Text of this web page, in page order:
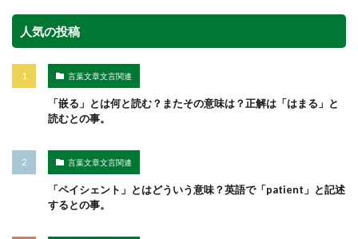
人気の投稿
言葉文章文言関連
「嵌る」とは何と読む？またその意味は？正解は「はまる」と
読むとの事。
言葉文章文言関連
「ペイシェント」とはどういう意味？英語で「patient」と記述
するとの事。